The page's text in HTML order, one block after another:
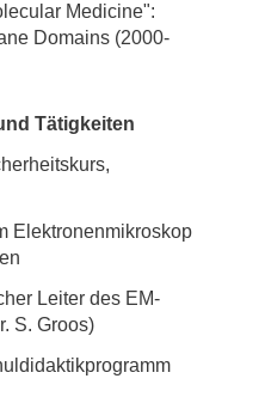
Medicine":
Domains (2000-
Tätigkeiten
Elektronenmikroskop
Leiter des EM-
S. Groos)